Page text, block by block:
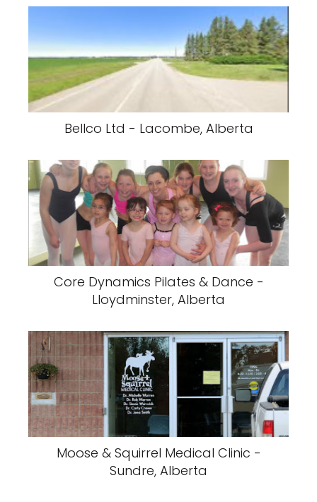
Bellco Ltd - Lacombe, Alberta
Core Dynamics Pilates & Dance -
Lloydminster, Alberta
Moose & Squirrel Medical Clinic -
Sundre, Alberta